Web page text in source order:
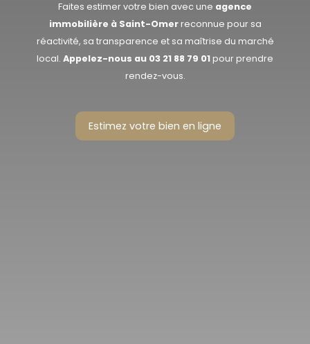
Faites estimer votre bien avec une agence
immobilière à Saint-Omerreconnue pour sa
réactivité, sa transparence et sa maîtrise du marché
local. Appelez-nous au 03 21 88 79 01pour prendre
rendez-vous.
Estimez votre bien en ligne